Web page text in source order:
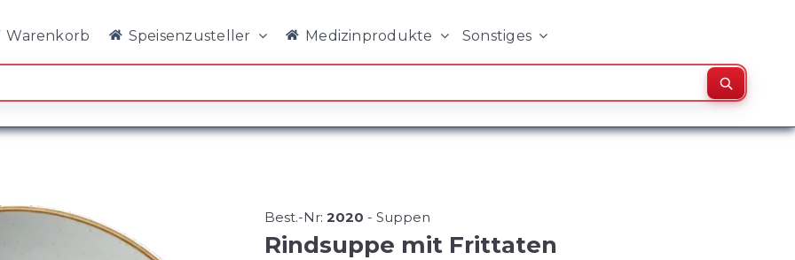
Warenkorb Speisenzusteller Medizinprodukte Sonstiges
Suchen
Best.-Nr: 2020 - Suppen
Rindsuppe mit Frittaten